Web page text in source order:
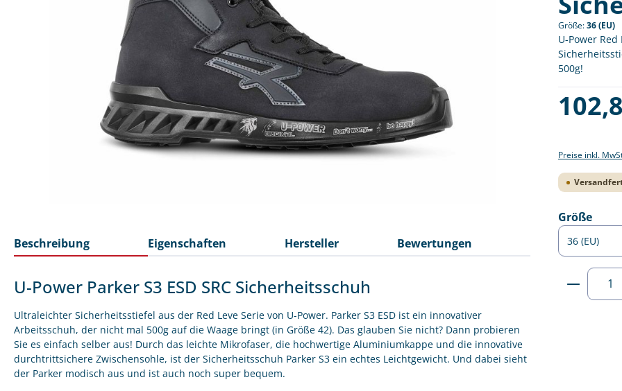
Größe:36 (EU)
U-Power
500g!
Regulärer
Preise inkl.
Größe
Beschreibung Eigenschaften Hersteller Bewertungen
U-Power Parker S3 ESD SRC Sicherheitsschuh
Ultraleichter Sicherheitsstiefel aus der Red Leve Serie von U-Power. Parker S3 ESD ist ein innovativer
Arbeitsschuh, der nicht mal 500g auf die Waage bringt (in Größe 42). Das glauben Sie nicht? Dann probieren
Sie es einfach selber aus! Durch das leichte Mikrofaser, die hochwertige Aluminiumkappe und die innovative
durchtrittsichere Zwischensohle, ist der Sicherheitsschuh Parker S3 ein echtes Leichtgewicht. Und dabei sieht
der Parker modisch aus und ist auch noch super bequem.